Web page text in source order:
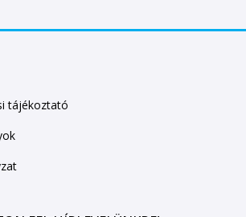
tájékoztató